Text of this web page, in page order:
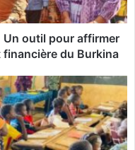
Un outil pour affirmer
financière du Burkina